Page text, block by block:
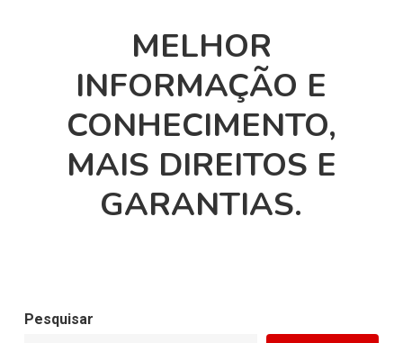
MELHOR
INFORMAÇÃO E
CONHECIMENTO,
MAIS DIREITOS E
GARANTIAS.
Pesquisar